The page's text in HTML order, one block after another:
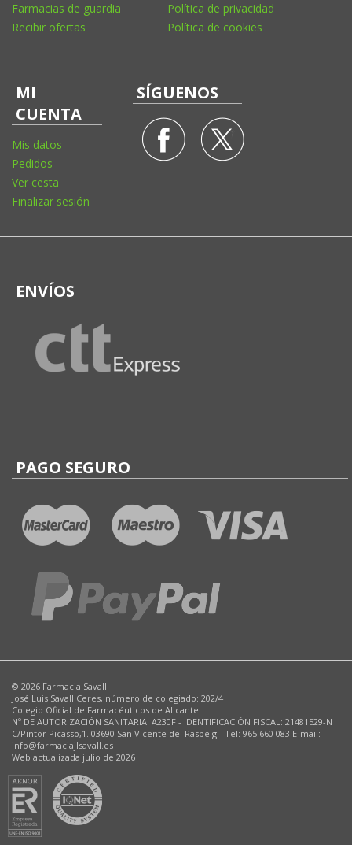
Farmacias de guardia
Recibir ofertas
Política de privacidad
Política de cookies
MI
CUENTA
Mis datos
Pedidos
Ver cesta
Finalizar sesión
SÍGUENOS
ENVÍOS
PAGO SEGURO
© 2026 Farmacia Savall
José Luis Savall Ceres, número de colegiado: 202/4
Colegio Oficial de Farmacéuticos de Alicante
Nº DE AUTORIZACIÓN SANITARIA: A230F - IDENTIFICACIÓN FISCAL: 21481529-N
C/Pintor Picasso,1. 03690 San Vicente del Raspeig - Tel: 965 660 083 E-mail:
info@farmaciajlsavall.es
Web actualizada julio de 2026